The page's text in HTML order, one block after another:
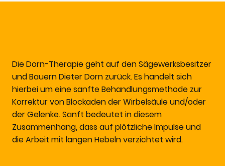
Die Dorn-Therapie geht auf den Sägewerksbesitzer
und Bauern Dieter Dorn zurück. Es handelt sich
hierbei um eine sanfte Behandlungsmethode zur
Korrektur von Blockaden der Wirbelsäule und/oder
der Gelenke. Sanft bedeutet in diesem
Zusammenhang, dass auf plötzliche Impulse und
die Arbeit mit langen Hebeln verzichtet wird.